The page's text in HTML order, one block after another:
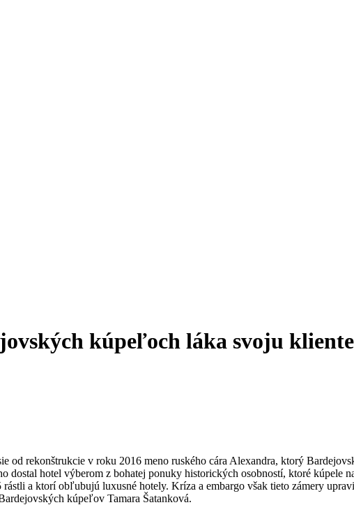
kúpeľoch láka svoju
rekonštrukcie v roku 2016 meno ruského cára Alexandra, ktorý
dostal hotel výberom z bohatej ponuky historických osobností, ktoré kúpele
a ktorí obľubujú luxusné hotely. Kríza a embargo však tieto zámery
kúpeľov Tamara Šatanková.